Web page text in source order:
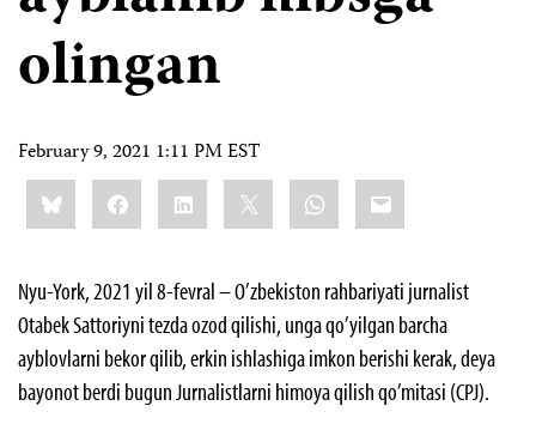
olingan
February 9, 2021 1:11 PM EST
Share
this:BlueskyFacebookLinkedIn WhatsApp
Email
Nyu-York, 2021 yil 8-fevral – O’zbekiston rahbariyati jurnalist
Otabek Sattoriyni tezda ozod qilishi, unga qo’yilgan barcha
ayblovlarni bekor qilib, erkin ishlashiga imkon berishi kerak, deya
bayonot berdi bugun Jurnalistlarni himoya qilish qo’mitasi (CPJ).